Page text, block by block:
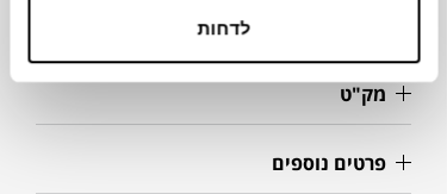
לדחות
מק"ט
פרטים נוספים